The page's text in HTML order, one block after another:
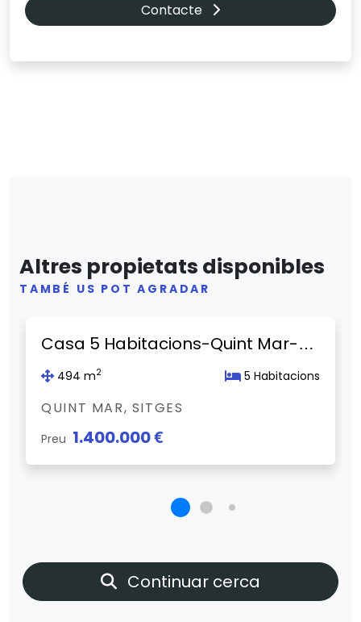
Contacte
Altres propietats disponibles
TAMBÉ US POT AGRADAR
Casa 5 Habitacions-Quint Mar-Sitges
494 m2 5 Habitacions
QUINT MAR, SITGES
Preu 1.400.000 €
Continuar cerca